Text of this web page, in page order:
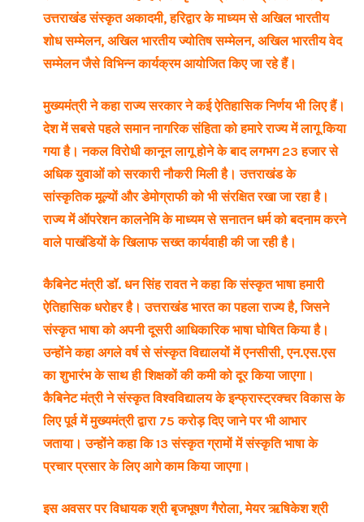
उत्तराखंड संस्कृत अकादमी, हरिद्वार के माध्यम से अखिल भारतीय
शोध सम्मेलन, अखिल भारतीय ज्योतिष सम्मेलन, अखिल भारतीय वेद
सम्मेलन जैसे विभिन्न कार्यक्रम आयोजित किए जा रहे हैं।
मुख्यमंत्री ने कहा राज्य सरकार ने कई ऐतिहासिक निर्णय भी लिए हैं।
देश में सबसे पहले समान नागरिक संहिता को हमारे राज्य में लागू किया
गया है। नकल विरोधी कानून लागू होने के बाद लगभग 23 हजार से
अधिक युवाओं को सरकारी नौकरी मिली है। उत्तराखंड के
सांस्कृतिक मूल्यों और डेमोग्राफी को भी संरक्षित रखा जा रहा है।
राज्य में ऑपरेशन कालनेमि के माध्यम से सनातन धर्म को बदनाम करने
वाले पाखंडियों के खिलाफ सख्त कार्यवाही की जा रही है।
कैबिनेट मंत्री डॉ. धन सिंह रावत ने कहा कि संस्कृत भाषा हमारी
ऐतिहासिक धरोहर है। उत्तराखंड भारत का पहला राज्य है, जिसने
संस्कृत भाषा को अपनी दूसरी आधिकारिक भाषा घोषित किया है।
उन्होंने कहा अगले वर्ष से संस्कृत विद्यालयों में एनसीसी, एन.एस.एस
का शुभारंभ के साथ ही शिक्षकों की कमी को दूर किया जाएगा।
कैबिनेट मंत्री ने संस्कृत विश्वविद्यालय के इन्फ्रास्ट्रक्चर विकास के
लिए पूर्व में मुख्यमंत्री द्वारा 75 करोड़ दिए जाने पर भी आभार
जताया। उन्होंने कहा कि 13 संस्कृत ग्रामों में संस्कृति भाषा के
प्रचार प्रसार के लिए आगे काम किया जाएगा।
इस अवसर पर विधायक श्री बृजभूषण गैरोला, मेयर ऋषिकेश श्री